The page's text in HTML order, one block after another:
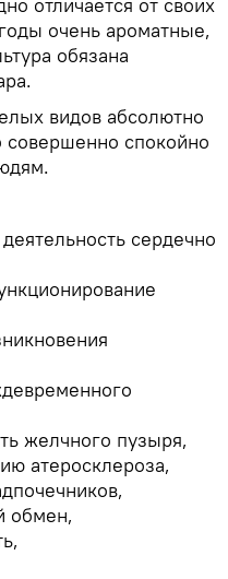
очень ароматные,
обязана
видов абсолютно
спокойно
сердечно
желчного пузыря,
атеросклероза,
обмен,